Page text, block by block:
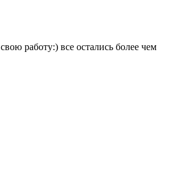
работу:) все остались более чем